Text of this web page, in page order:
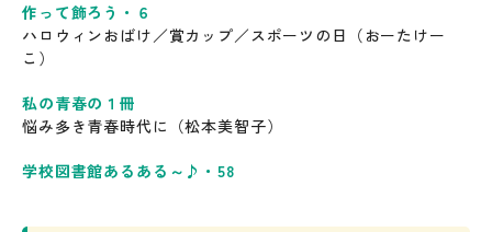
作って飾ろう・６
ハロウィンおばけ／賞カップ／スポーツの日（おーたけー
こ）
私の青春の１冊
悩み多き青春時代に（松本美智子）
学校図書館あるある～♪・58